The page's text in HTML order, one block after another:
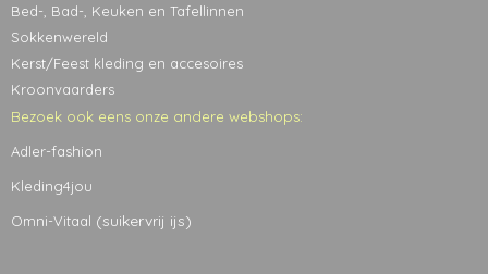
Bed-, Bad-, Keuken en Tafellinnen
Sokkenwereld
Kerst/Feest kleding en accesoires
Kroonvaarders
Bezoek ook eens onze andere webshops:
Adler-fashion
Kleding4jou
Omni-Vitaal (suikervrij ijs)